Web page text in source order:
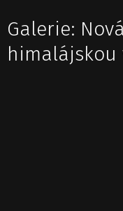
Galerie:
himalájskou